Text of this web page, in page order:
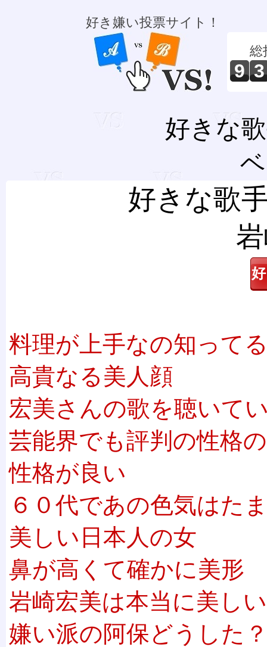
好き嫌い投票サイト！
総
9 3
好きな
好きな歌
料理が上手なの知って
高貴なる美人顔
宏美さんの歌を聴いて
芸能界でも評判の性格
性格が良い
６０代であの色気はた
美しい日本人の女
鼻が高くて確かに美形
岩崎宏美は本当に美しい
嫌い派の阿保どうした